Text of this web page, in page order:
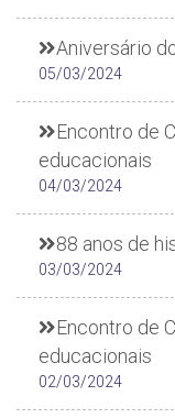
Aniversário
05/03/2024
Encontro de
educacionais
04/03/2024
88 anos de
03/03/2024
Encontro de
educacionais
02/03/2024